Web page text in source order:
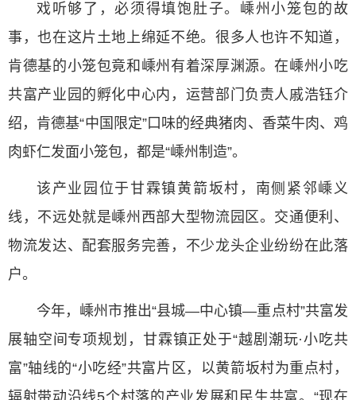
戏听够了，必须得填饱肚子。嵊州小笼包的故
事，也在这片土地上绵延不绝。很多人也许不知道，
肯德基的小笼包竟和嵊州有着深厚渊源。在嵊州小吃
共富产业园的孵化中心内，运营部门负责人戚浩钰介
绍，肯德基“中国限定”口味的经典猪肉、香菜牛肉、鸡
肉虾仁发面小笼包，都是“嵊州制造”。
该产业园位于甘霖镇黄箭坂村，南侧紧邻嵊义
线，不远处就是嵊州西部大型物流园区。交通便利、
物流发达、配套服务完善，不少龙头企业纷纷在此落
户。
今年，嵊州市推出“县城—中心镇—重点村”共富发
展轴空间专项规划，甘霖镇正处于“越剧潮玩·小吃共
富”轴线的“小吃经”共富片区，以黄箭坂村为重点村，
辐射带动沿线5个村落的产业发展和民生共富。“现在